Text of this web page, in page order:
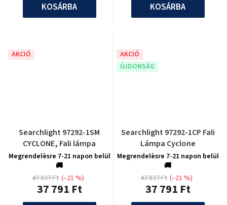
KOSÁRBA KOSÁRBA
AKCIÓ
Searchlight 97292-1SM
CYCLONE, Fali lámpa
Megrendelèsre 7-21 napon belül
🚚
37 791 Ft
47 837 Ft (–21 %)
AKCIÓ
ÚJDONSÁG
Searchlight 97292-1CP Fali
Lámpa Cyclone
Megrendelèsre 7-21 napon belül
🚚
37 791 Ft
47 837 Ft (–21 %)